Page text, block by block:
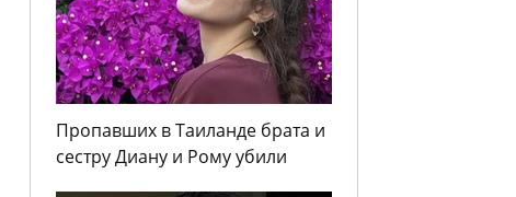
Пропавших в Таиланде брата и
сестру Диану и Рому убили